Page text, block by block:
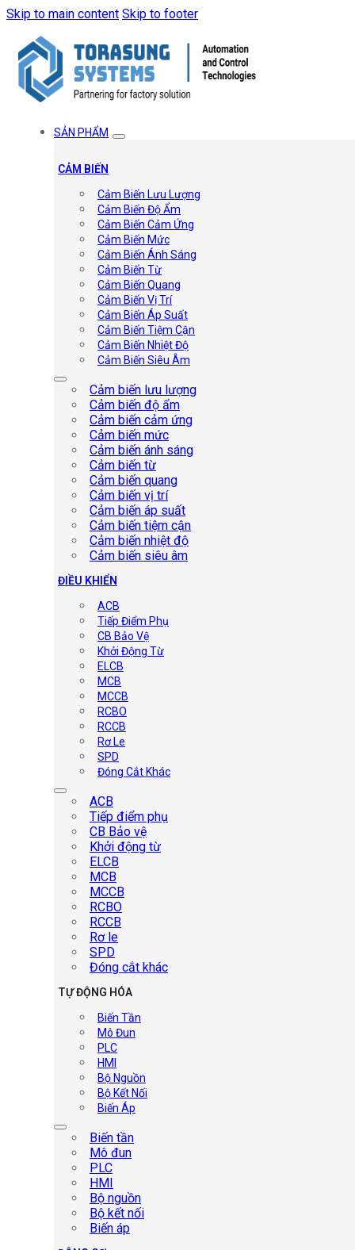
Skip to main content Skip to footer
SẢN PHẨM
CẢM BIẾN
Cảm Biến Lưu Lượng
Cảm Biến Độ Ẩm
Cảm Biến Cảm Ứng
Cảm Biến Mức
Cảm Biến Ánh Sáng
Cảm Biến Từ
Cảm Biến Quang
Cảm Biến Vị Trí
Cảm Biến Áp Suất
Cảm Biến Tiệm Cận
Cảm Biến Nhiệt Độ
Cảm Biến Siêu Âm
Cảm biến lưu lượng
Cảm biến độ ẩm
Cảm biến cảm ứng
Cảm biến mức
Cảm biến ánh sáng
Cảm biến từ
Cảm biến quang
Cảm biến vị trí
Cảm biến áp suất
Cảm biến tiệm cận
Cảm biến nhiệt độ
Cảm biến siêu âm
ĐIỀU KHIỂN
ACB
Tiếp Điểm Phụ
CB Bảo Vệ
Khởi Động Từ
ELCB
MCB
MCCB
RCBO
RCCB
Rơ Le
SPD
Đóng Cắt Khác
ACB
Tiếp điểm phụ
CB Bảo vệ
Khởi động từ
ELCB
MCB
MCCB
RCBO
RCCB
Rơ le
SPD
Đóng cắt khác
TỰ ĐỘNG HÓA
Biến Tần
Mô Đun
PLC
HMI
Bộ Nguồn
Bộ Kết Nối
Biến Áp
Biến tần
Mô đun
PLC
HMI
Bộ nguồn
Bộ kết nối
Biến áp